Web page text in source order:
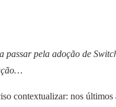
pela adoção de
contextualizar: nos